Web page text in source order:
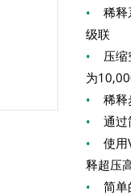
• 稀释
级联
• 压缩
为
• 稀释
• 通过
• 使用
释超压
• 简单